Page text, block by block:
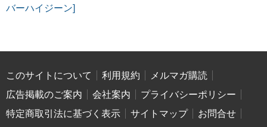
バーハイジーン]
このサイトについて 利用規約
メルマガ購読
広告掲載のご案内
会社案内
プライバシーポリシー
特定商取引法に基づく表示
サイトマップ
お問合せ